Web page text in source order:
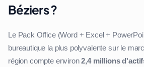
Béziers ?
Le Pack Office (Word + Excel +
bureautique la plus polyvalente sur le
région compte environ2,4 millions